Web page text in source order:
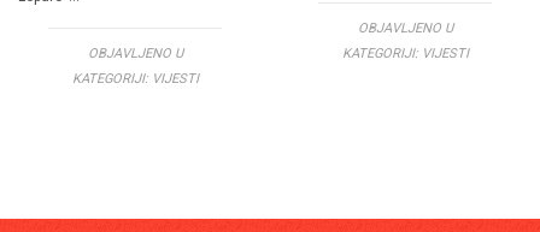
OBJAVLJENO U
KATEGORIJI: VIJESTI
OBJAVLJENO U
KATEGORIJI: VIJESTI